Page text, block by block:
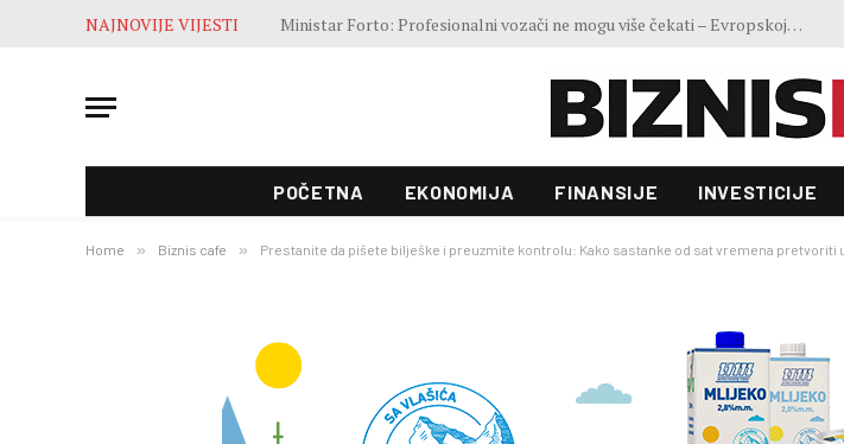
NAJNOVIJE VIJESTI Ministar Forto: Profesionalni vozači ne mogu više čekati – Evropskoj komisiji ponudili smo provodivo rješenje
POČETNA EKONOMIJA FINANSIJE INVESTICIJE
Home » Biznis cafe » Prestanite da pišete bilješke i preuzmite kontrolu: Kako sastanke od sat vremena pretvoriti